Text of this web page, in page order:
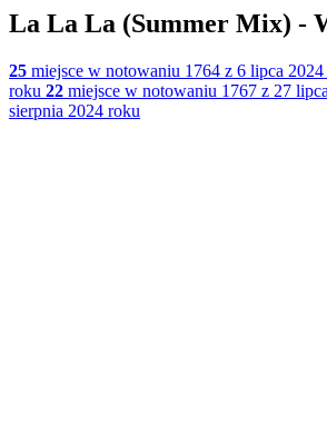
La La La (Summer Mix) -
25 miejsce w notowaniu 1764 z 6 lipca
roku 22 miejsce w notowaniu 1767 z 27
sierpnia 2024 roku